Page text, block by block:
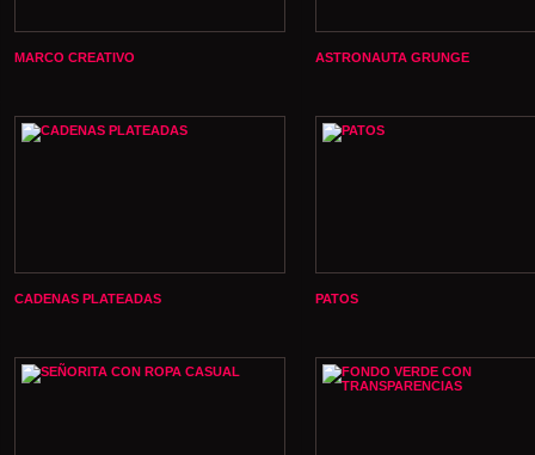
MARCO CREATIVO ASTRONAUTA GRUNGE
CADENAS PLATEADAS PATOS